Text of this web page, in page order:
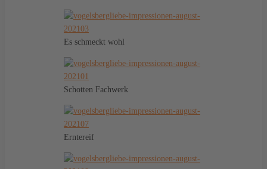
Es schmeckt wohl
Schotten Fachwerk
Erntereif